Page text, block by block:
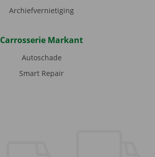
Archiefvernietiging
Carrosserie Markant
Autoschade
Smart Repair